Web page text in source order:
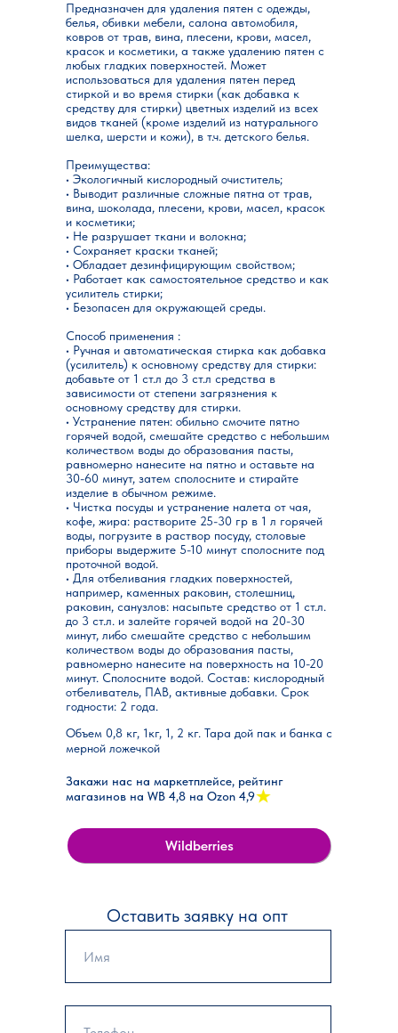
Предназначен для удаления пятен с одежды,
белья, обивки мебели, салона автомобиля,
ковров от трав, вина, плесени, крови, масел,
красок и косметики, а также удалению пятен с
любых гладких поверхностей. Может
использоваться для удаления пятен перед
стиркой и во время стирки (как добавка к
средству для стирки) цветных изделий из всех
видов тканей (кроме изделий из натурального
шелка, шерсти и кожи), в т.ч. детского белья.
Преимущества:
• Экологичный кислородный очиститель;
• Выводит различные сложные пятна от трав,
вина, шоколада, плесени, крови, масел, красок
и косметики;
• Не разрушает ткани и волокна;
• Сохраняет краски тканей;
• Обладает дезинфицирующим свойством;
• Работает как самостоятельное средство и как
усилитель стирки;
• Безопасен для окружающей среды.
Способ применения :
• Ручная и автоматическая стирка как добавка
(усилитель) к основному средству для стирки:
добавьте от 1 ст.л до 3 ст.л средства в
зависимости от степени загрязнения к
основному средству для стирки.
• Устранение пятен: обильно смочите пятно
горячей водой, смешайте средство с небольшим
количеством воды до образования пасты,
равномерно нанесите на пятно и оставьте на
30-60 минут, затем сполосните и стирайте
изделие в обычном режиме.
• Чистка посуды и устранение налета от чая,
кофе, жира: растворите 25-30 гр в 1 л горячей
воды, погрузите в раствор посуду, столовые
приборы выдержите 5-10 минут сполосните под
проточной водой.
• Для отбеливания гладких поверхностей,
например, каменных раковин, столешниц,
раковин, санузлов: насыпьте средство от 1 ст.л.
до 3 ст.л. и залейте горячей водой на 20-30
минут, либо смешайте средство с небольшим
количеством воды до образования пасты,
равномерно нанесите на поверхность на 10-20
минут. Сполосните водой. Состав: кислородный
отбеливатель, ПАВ, активные добавки. Срок
годности: 2 года.
Объем 0,8 кг, 1кг, 1, 2 кг. Тара дой пак и банка с
мерной ложечкой
Wildberries
Закажи нас на маркетплейсе, рейтинг
магазинов на WB 4,8 на Ozon 4,9
Оставить заявку на опт